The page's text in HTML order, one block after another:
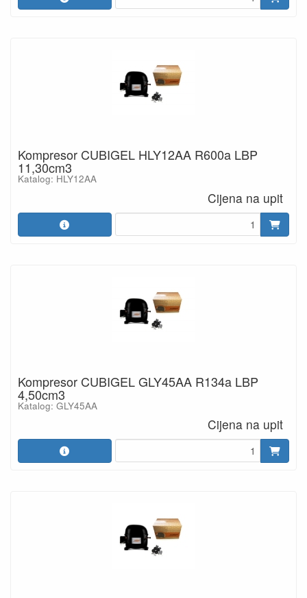
Kompresor CUBIGEL HLY12AA R600a LBP
11,30cm3
Katalog: HLY12AA
Cijena na upit
Kompresor CUBIGEL GLY45AA R134a LBP
4,50cm3
Katalog: GLY45AA
Cijena na upit